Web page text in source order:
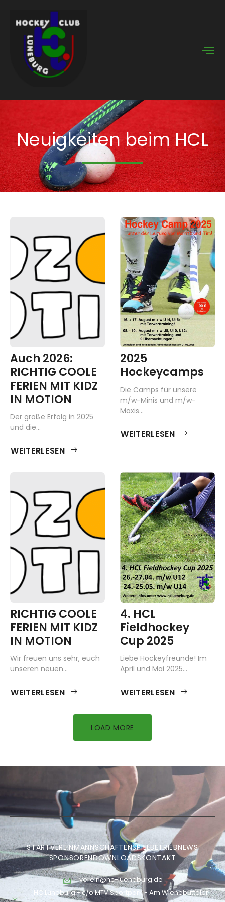
Neuigkeiten beim HCL
Auch 2026:
RICHTIG COOLE
FERIEN MIT KIDZ
IN MOTION
Der große Erfolg in 2025
und die...
WEITERLESEN
2025
Hockeycamps
Die Camps für unsere
m/w-Minis und m/w-
Maxis...
WEITERLESEN
RICHTIG COOLE
FERIEN MIT KIDZ
IN MOTION
Wir freuen uns sehr, euch
unseren neuen...
WEITERLESEN
4. HCL
Fieldhockey
Cup 2025
Liebe Hockeyfreunde! Im
April und Mai 2025...
WEITERLESEN
LOAD MORE
STARTVEREINMANNSCHAFTENSPIELBETRIEBNEWS
SPONSORENDOWNLOADSKONTAKT
verein@hc-lueneburg.de
HC Lüneburg - c/o MTV Sportpark - Am Wienebütteler